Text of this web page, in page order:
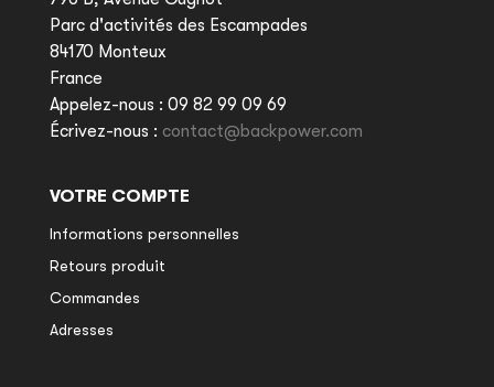
Parc d'activités des Escampades
84170 Monteux
France
Appelez-nous : 09 82 99 09 69
Écrivez-nous : contact@backpower.com
VOTRE COMPTE
Informations personnelles
Retours produit
Commandes
Adresses